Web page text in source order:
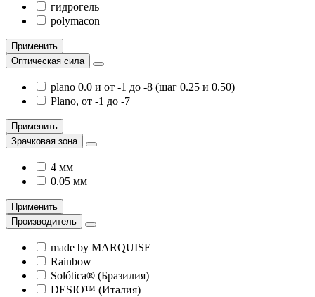
гидрогель
polymacon
Применить
Оптическая сила
plano 0.0 и от -1 до -8 (шаг 0.25 и 0.50)
Plano, от -1 до -7
Применить
Зрачковая зона
4 мм
0.05 мм
Применить
Производитель
made by MARQUISE
Rainbow
Solótica® (Бразилия)
DESIO™ (Италия)